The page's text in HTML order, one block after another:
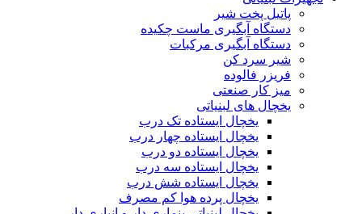
پاتیل پخت شیر
دستگاه آبگیری ماست چکیده
دستگاه آبگیری مرکبات
شیر سرد کن
فریزر فالوده
میز کار صنعتی
یخچال های لبنیاتی
یخچال ایستاده تک درب
یخچال ایستاده چهار درب
یخچال ایستاده دو درب
یخچال ایستاده سه درب
یخچال ایستاده شش درب
یخچال پرده هوا کم مصرف